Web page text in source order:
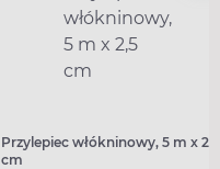
Przylepiec włókninowy, 5 m x 2,5
cm